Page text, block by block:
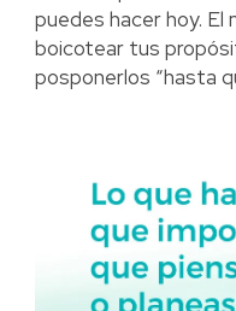
puedes hacer hoy.
boicotear tus
posponerlos “hasta